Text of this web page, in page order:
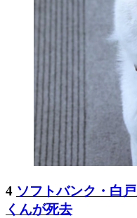
4 ソフトバンク・白
くんが死去